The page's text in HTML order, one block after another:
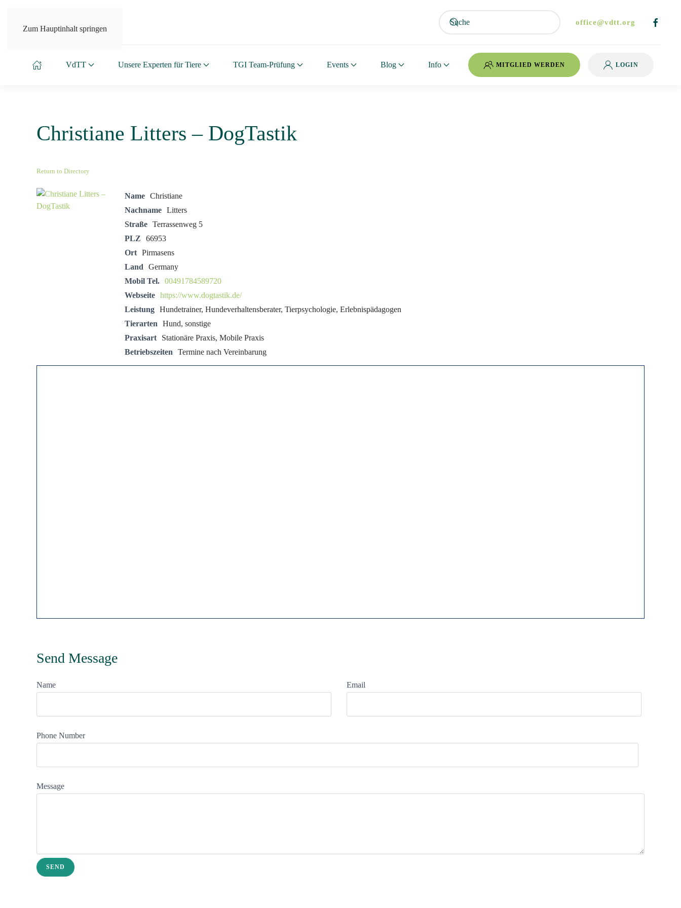
Zum Hauptinhalt springen
office@vdtt.org
VdTT Unsere Experten für Tiere TGI Team-Prüfung Events Blog Info MITGLIED WERDEN LOGIN
Christiane Litters – DogTastik
Return to Directory
Name Christiane
Nachname Litters
Straße Terrassenweg 5
PLZ
66953
Ort Pirmasens
Land
Germany
Mobil Tel. 00491784589720
Webseite https://www.dogtastik.de/
Leistung Hundetrainer, Hundeverhaltensberater, Tierpsychologie, Erlebnispädagogen
Tierarten
Hund, sonstige
Praxisart
Stationäre Praxis, Mobile Praxis
Betriebszeiten
Termine nach Vereinbarung
Send Message
Name Email
Phone Number
Message